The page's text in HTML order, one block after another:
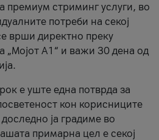
премиум стриминг услуги, во
потреби на секој
врши директно преку
„Мојот А1“ и важи 30 дена од
е уште една потврда за
кон корисниците
ја градиме во
примарна цел е секој